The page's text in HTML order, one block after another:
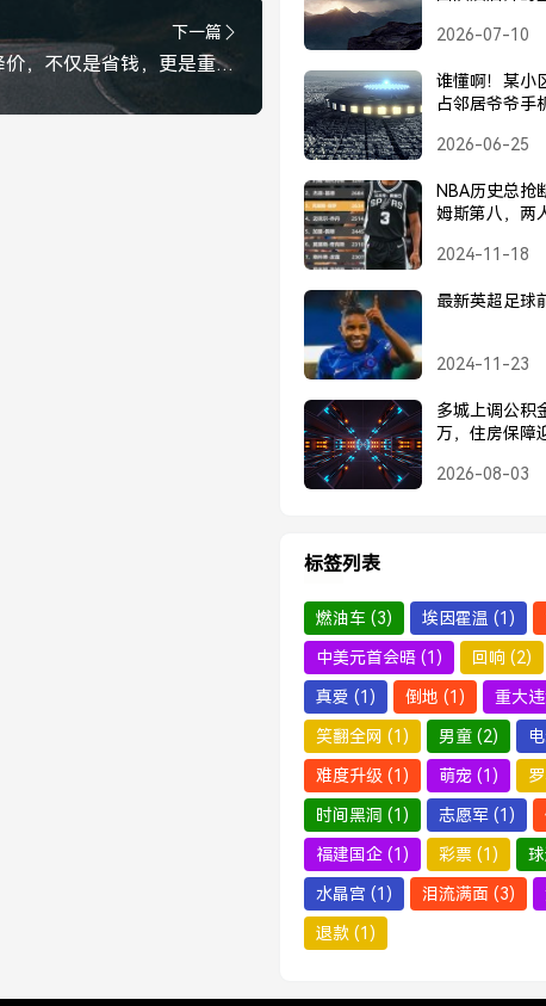
下一篇
DeepSeek宣布永久降价，不仅是省钱，更是重塑AI行业格局，DeepSeek宣布永久降价，不仅是省钱，更在重塑AI行业格局
大庆祝
2026-07-10
谁懂啊！某小
占邻居爷爷手
2026-06-25
NBA历史总抢
姆斯第八，两
2024-11-18
最新英超足球
2024-11-23
多城上调公积
万，住房保障
2026-08-03
标签列表
燃油车 (3) 埃因霍温 (1)
中美元首会晤 (1) 回响 (2)
真爱 (1) 倒地 (1) 重大
笑翻全网 (1) 男童 (2)
难度升级 (1) 萌宠 (1)
时间黑洞 (1) 志愿军 (1)
福建国企 (1) 彩票 (1)
水晶宫 (1) 泪流满面 (3)
退款 (1)